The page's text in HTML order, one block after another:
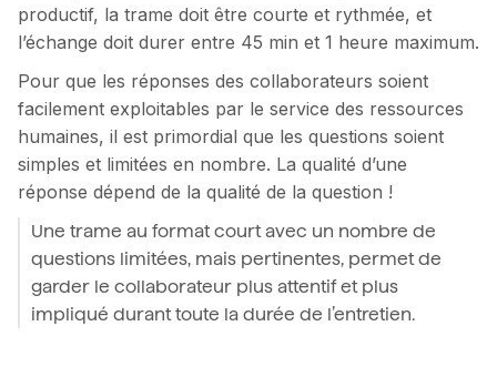
productif, la trame doit être courte et rythmée, et
l’échange doit durer entre 45 min et 1 heure maximum.
Pour que les réponses des collaborateurs soient
facilement exploitables par le service des ressources
humaines, il est primordial que les questions soient
simples et limitées en nombre. La qualité d’une
réponse dépend de la qualité de la question !
Une trame au format court avec un nombre de
questions limitées, mais pertinentes, permet de
garder le collaborateur plus attentif et plus
impliqué durant toute la durée de l’entretien.